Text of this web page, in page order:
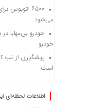
۶۵۰۰ اتوبوس
می‌شود
خودرو بی‌مهابا
خودرو
پیشگیری از تب
است
اطلاعات لحظه‌ای